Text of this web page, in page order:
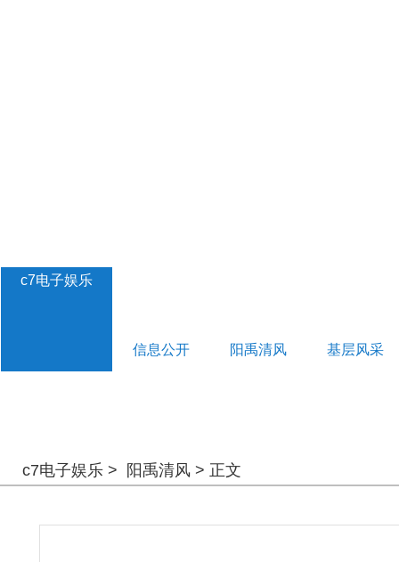
c7电子娱乐
信息公开 阳禹清风 基层风采
c7电子娱乐 > 阳禹清风 > 正文